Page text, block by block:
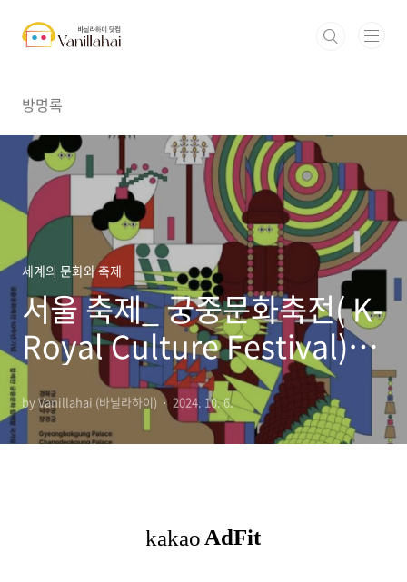
방명록
세계의 문화와 축제
서울 축제_ 궁중문화축전( K-
Royal Culture Festival)_
서울 궁궐 문화 체험
by Vanillahai (바닐라하이) 2024. 10. 6.